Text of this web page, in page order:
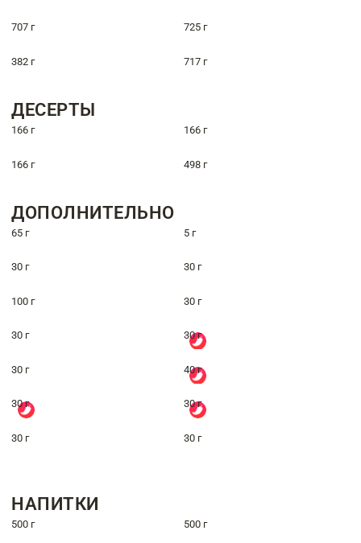
707 г 725 г
382 г 717 г
ДЕСЕРТЫ
166 г 166 г
166 г 498 г
ДОПОЛНИТЕЛЬНО
65 г 5 г
30 г 30 г
100 г 30 г
30 г 30 г
30 г 40 г
30 г 30 г
30 г 30 г
НАПИТКИ
500 г 500 г